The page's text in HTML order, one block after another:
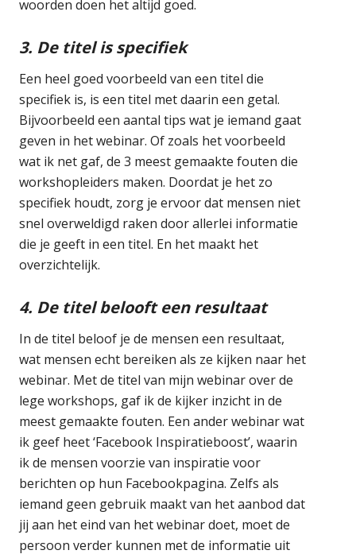
woorden doen het altijd goed.
3. De titel is specifiek
Een heel goed voorbeeld van een titel die
specifiek is, is een titel met daarin een getal.
Bijvoorbeeld een aantal tips wat je iemand gaat
geven in het webinar. Of zoals het voorbeeld
wat ik net gaf, de 3 meest gemaakte fouten die
workshopleiders maken. Doordat je het zo
specifiek houdt, zorg je ervoor dat mensen niet
snel overweldigd raken door allerlei informatie
die je geeft in een titel. En het maakt het
overzichtelijk.
4. De titel belooft een resultaat
In de titel beloof je de mensen een resultaat,
wat mensen echt bereiken als ze kijken naar het
webinar. Met de titel van mijn webinar over de
lege workshops, gaf ik de kijker inzicht in de
meest gemaakte fouten. Een ander webinar wat
ik geef heet ‘Facebook Inspiratieboost’, waarin
ik de mensen voorzie van inspiratie voor
berichten op hun Facebookpagina. Zelfs als
iemand geen gebruik maakt van het aanbod dat
jij aan het eind van het webinar doet, moet de
persoon verder kunnen met de informatie uit